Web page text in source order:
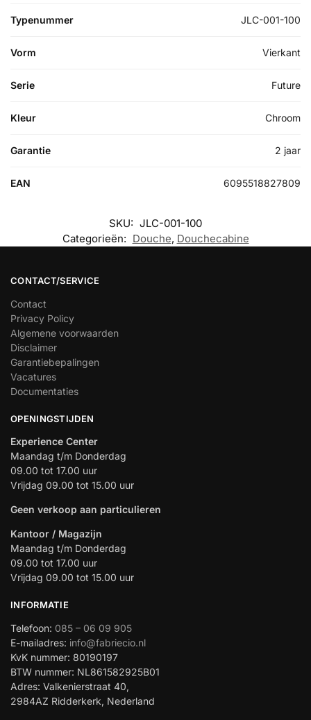
Typenummer JLC-001-100
Vorm Vierkant
Serie Future
Kleur Chroom
Garantie 2 jaar
EAN 6095518827809
SKU: JLC-001-100
Categorieën: Douche, Douchecabine
CONTACT/SERVICE
Contact
Privacy Policy
Algemene voorwaarden
Disclaimer
Garantiebepalingen
Vacatures
Documentaties
OPENINGSTIJDEN
Experience Center
Maandag t/m Donderdag
09.00 tot 17.00 uur
Vrijdag 09.00 tot 15.00 uur
Geen verkoop aan particulieren
Kantoor / Magazijn
Maandag t/m Donderdag
09.00 tot 17.00 uur
Vrijdag 09.00 tot 15.00 uur
INFORMATIE
Telefoon: 085 – 06 09 905
E-mailadres: info@fabriecio.nl
KvK nummer: 80190197
BTW nummer: NL861582925B01
Adres: Valkenierstraat 40,
2984AZ Ridderkerk, Nederland